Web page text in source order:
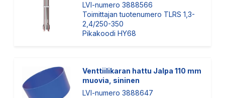
LVI-numero 3888566
Toimittajan tuotenumero TLRS 1,3-
2,4/250-350
Pikakoodi HY68
Venttiilikaran hattu Jalpa 110 mm
muovia, sininen
LVI-numero 3888647